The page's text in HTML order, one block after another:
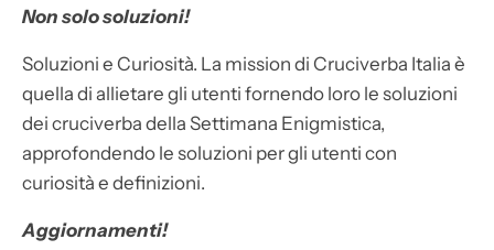
Non solo soluzioni!
Soluzioni e Curiosità. La mission di Cruciverba Italia è
quella di allietare gli utenti fornendo loro le soluzioni
dei cruciverba della Settimana Enigmistica,
approfondendo le soluzioni per gli utenti con
curiosità e definizioni.
Aggiornamenti!